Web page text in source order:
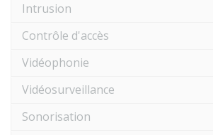
Intrusion
Contrôle d'accès
Vidéophonie
Vidéosurveillance
Sonorisation